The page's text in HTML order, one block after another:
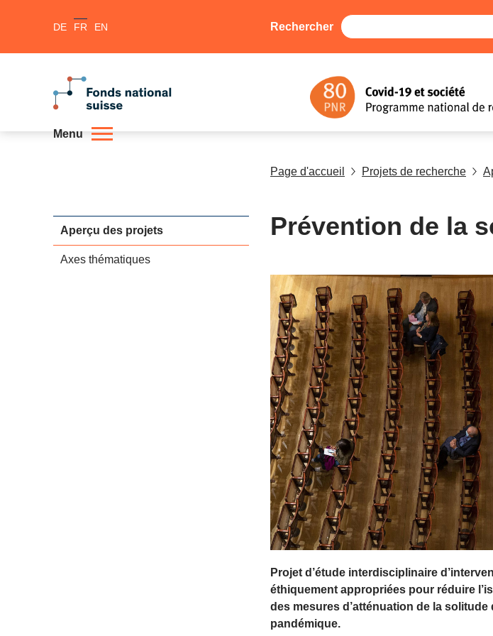
DE FR EN Rechercher
Menu
Page d'accueil Projets de recherche
Aperçu des projets
Axes thématiques
Prévention de la
Projet d’étude interdisciplinaire
éthiquement appropriées pour réduire
des mesures d’atténuation de la
pandémique.